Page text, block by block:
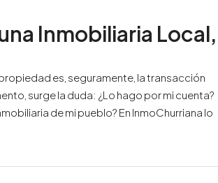
Inmobiliaria Local,
es, seguramente, la transacción
surge la duda: ¿Lo hago por mi cuenta?
de mi pueblo? En InmoChurriana lo